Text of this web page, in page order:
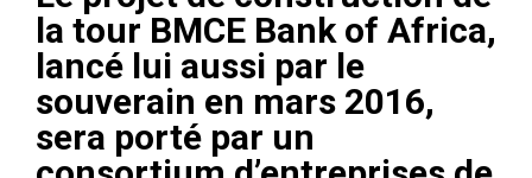
la tour BMCE Bank of Africa,
lancé lui aussi par le
souverain en mars 2016,
sera porté par un